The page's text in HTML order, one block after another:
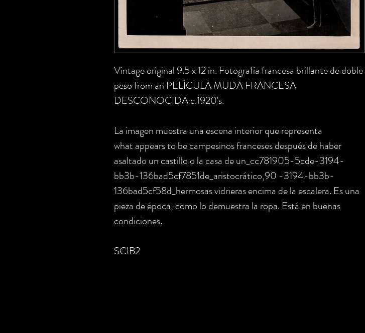
Vintage original 9.5 x 12 in. Fotografía francesa brillante de doble
pesofrom an PELÍCULA MUDA FRANCESA
DESCONOCIDA c.1920's.
La imagen muestra una escena interior que representa
what appears to be campesinos franceses después de haber
asaltado un castillo o la casa de un_cc781905-5cde-3194-
bb3b-136bad5cf7851de_aristocrático,90 -3194-bb3b-
136bad5cf58d_hermosas vidrieras encima de la escalera. Es una
pieza de época, como lo demuestra la ropa. Está en buenas
condiciones.
SCIB2